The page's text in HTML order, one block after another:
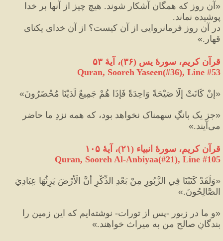
«
پوشيده نماند.
قهار.»
قرآن کریم، سورهٔ یس (۳۶)، آیهٔ ۵۳
Quran, Sooreh Yaseen(#36), Line #53
«إِنْ كَانَتْ إِلَّا صَيْحَةً وَاحِدَةً فَإِذَا هُمْ جَمِيعٌ لَدَيْنَا مُحْضَرُونَ»
«
مى‌آيند.
»
قرآن کریم، سورهٔ انبیاء (۲۱)، آیهٔ ۱۰۵
Quran, Sooreh Al-Anbiyaa(#21), Line #105
«
الصَّالِحُونَ.»
«و ما در زبور -پس از تورات-
بندگانِ صالحِ من به ميراث خواهند.»